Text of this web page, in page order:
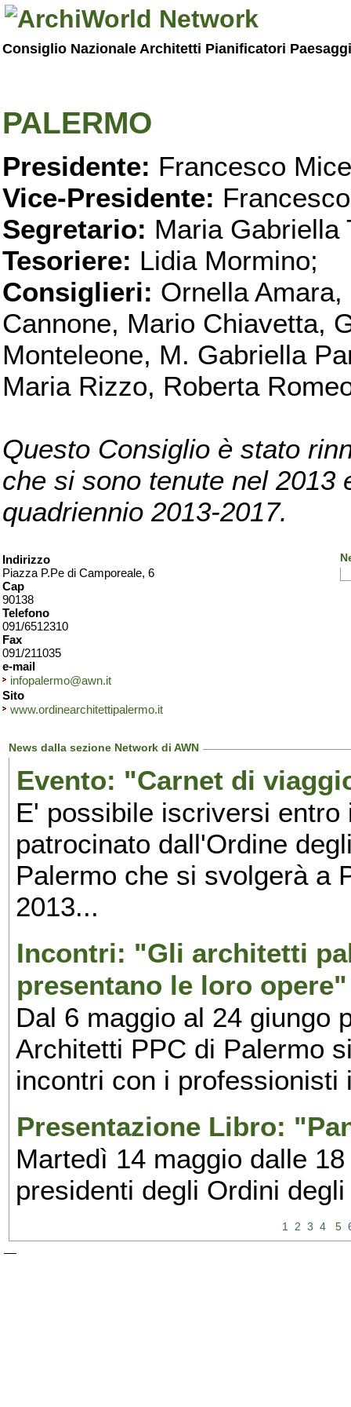
Consiglio Nazionale Architetti Pianificatori
PALERMO
Presidente: Francesco
Vice-Presidente:
Segretario: Maria Gabriella
Tesoriere: Lidia Mormino;
Consiglieri: Ornella
Cannone, Mario Chiavetta,
Monteleone, M. Gabriella
Maria Rizzo, Roberta
Questo Consiglio è stato
che si sono tenute nel 2013
quadriennio 2013-2017.
Indirizzo
Piazza P.Pe di Camporeale, 6
Cap
90138
Telefono
091/6512310
Fax
091/211035
e-mail
infopalermo@awn.it
Sito
www.ordinearchitettipalermo.it
News dalla sezione Network di AWN
Evento: "Carnet di
E' possibile iscriversi
patrocinato dall'Ordine
Palermo che si svolgerà a
2013...
Incontri: "Gli architetti
presentano le loro
Dal 6 maggio al 24 giungo
Architetti PPC di Palermo
incontri con i
Presentazione Libro:
Martedì 14 maggio dalle
presidenti degli Ordini
1 2 3 4 5